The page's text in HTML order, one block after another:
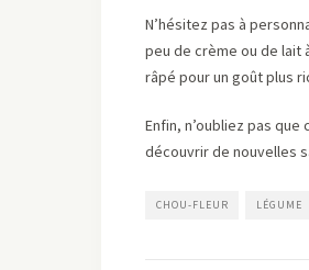
N’hésitez pas à
peu de crème ou de lait
râpé pour un goût plus
Enfin, n’oubliez pas
découvrir de nouvelles
CHOU-FLEUR LÉGUME